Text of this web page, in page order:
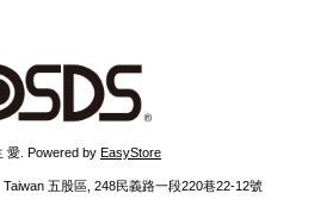
愛. Powered by EasyStore
五股區, 248民義路一段220巷22-12號